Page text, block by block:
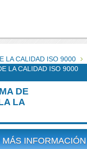
LA CALIDAD ISO 9000
LA CALIDAD ISO 9000
DE
LA
MÁS INFORMACIÓN